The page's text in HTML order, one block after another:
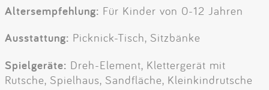
Altersempfehlung: Für Kinder von 0-12 Jahren
Ausstattung: Picknick-Tisch, Sitzbänke
Spielgeräte: Dreh-Element, Klettergerät mit
Rutsche, Spielhaus, Sandfläche, Kleinkindrutsche